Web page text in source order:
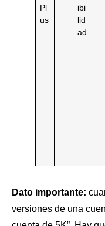
Pl
us
ibi
lid
ad
Dato importante:
versiones de una